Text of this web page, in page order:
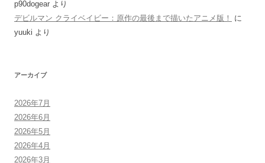
p90dogear より
デビルマン クライベイビー：原作の最後まで描いたアニメ版！
に
yuuki より
アーカイブ
2026年7月
2026年6月
2026年5月
2026年4月
2026年3月